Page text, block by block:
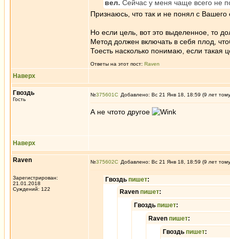
вел. Сейчас у меня чаще всего не
Признаюсь, что так и не понял с
Но если цель, вот это выделенное, то
Метод должен включать в себя плод,
Тоесть насколько понимаю, если такая
Ответы на этот пост: Raven
Наверх
Гвоздь
Гость
№375601 Добавлено: Вс 21 Янв 18, 18:59 (9 лет
А не чтото другое
Наверх
Raven
Зарегистрирован:
21.01.2018
Суждений: 122
№375602 Добавлено: Вс 21 Янв 18, 18:59 (9 лет
Гвоздь пишет:
Raven пишет:
Гвоздь пишет:
Raven пишет:
Гвоздь пишет: